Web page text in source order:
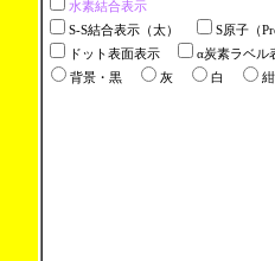
水素結合表示
S-S結合表示（太）
S原子（
ドット表面表示
α炭素ラベル
背景・黒
灰 白 紺